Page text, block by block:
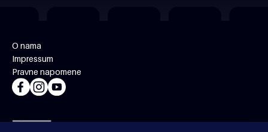
O nama
Impressum
Pravne napomene